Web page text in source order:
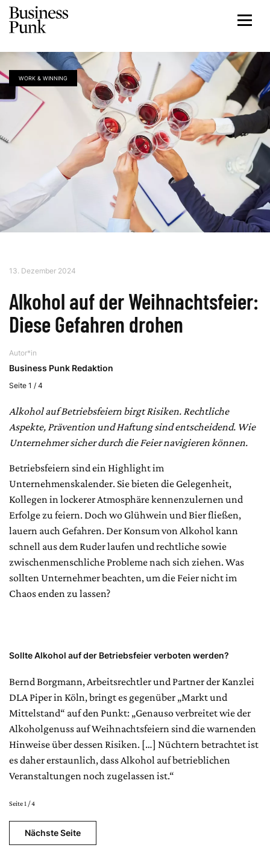
WORK & WINNING
13. Dezember 2024
Alkohol auf der Weihnachtsfeier:
Diese Gefahren drohen
Autor*in
Business Punk Redaktion
Seite 1 / 4
Alkohol auf Betriebsfeiern birgt Risiken. Rechtliche
Aspekte, Prävention und Haftung sind entscheidend. Wie
Unternehmer sicher durch die Feier navigieren können.
Betriebsfeiern sind ein Highlight im
Unternehmenskalender. Sie bieten die Gelegenheit,
Kollegen in lockerer Atmosphäre kennenzulernen und
Erfolge zu feiern. Doch wo Glühwein und Bier fließen,
lauern auch Gefahren. Der Konsum von Alkohol kann
schnell aus dem Ruder laufen und rechtliche sowie
zwischenmenschliche Probleme nach sich ziehen. Was
sollten Unternehmer beachten, um die Feier nicht im
Chaos enden zu lassen?
Sollte Alkohol auf der Betriebsfeier verboten werden?
Bernd Borgmann, Arbeitsrechtler und Partner der Kanzlei
DLA Piper in Köln, bringt es gegenüber „Markt und
Mittelstand“ auf den Punkt: „Genauso verbreitet wie der
Alkoholgenuss auf Weihnachtsfeiern sind die warnenden
Hinweise über dessen Risiken. […] Nüchtern betrachtet ist
es daher erstaunlich, dass Alkohol auf betrieblichen
Veranstaltungen noch zugelassen ist.“
Seite 1 / 4
Nächste Seite